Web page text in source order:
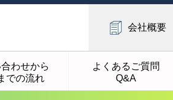
会社概要
わせから
での流れ
よくあるご質問
Q&A